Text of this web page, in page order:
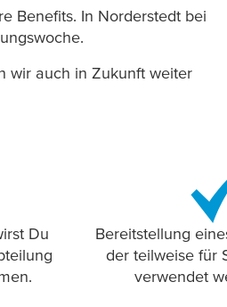
Benefits. In Norderstedt bei
wir auch in Zukunft weiter
Du
Bereitstellung
der teilweise für
verwendet